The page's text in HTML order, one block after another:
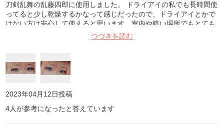
刀剣乱舞の乱藤四郎に使用しました。 ドライアイの私でも長時間使
ってると少し乾燥するかなって感じだったので、ドライアイとかで
はない方は安心して使えると思います。室内や暗い場所でもとても
良く発色し、自然光やライトの前だととっても綺麗な色になりま
す。画像は少し暗めな室内です。直径も大きすぎず、フチなしで男
ぎて何度もリピートしてます!
つづきを読む
2023年04月12日投稿
4人が参考になったと答えています